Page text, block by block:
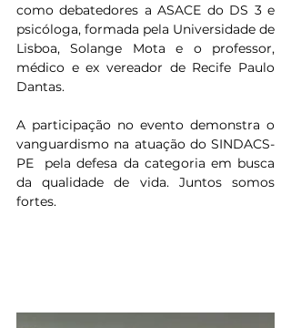
como debatedores a ASACE do DS 3 e
psicóloga, formada pela Universidade de
Lisboa, Solange Mota e o professor,
médico e ex vereador de Recife Paulo
Dantas.
A participação no evento demonstra o
vanguardismo na atuação do SINDACS-
PE  pela defesa da categoria em busca
da qualidade de vida. Juntos somos
fortes.